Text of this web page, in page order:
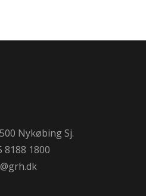
Nykøbing Sj.
8188 1800